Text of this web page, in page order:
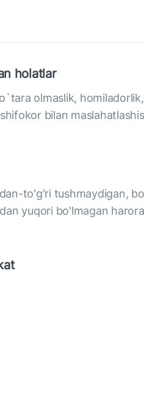
holatlar
olmaslik,
bilan
to'g'ri tushmaydigan,
yuqori bo'lmagan